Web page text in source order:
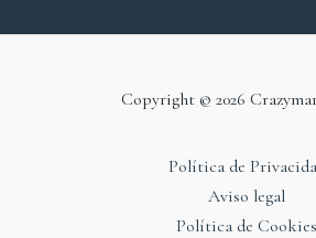
Copyright © 2026
Política de
Aviso legal
Política de Cookies